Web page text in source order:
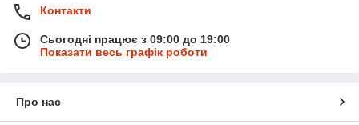
Контакти
Сьогодні працює з 09:00 до 19:00
Показати весь графік роботи
Про нас